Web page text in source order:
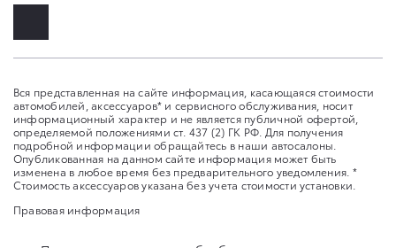
Вся представленная на сайте информация, касающаяся стоимости
автомобилей, аксессуаров* и сервисного обслуживания, носит
информационный характер и не является публичной офертой,
определяемой положениями ст. 437 (2) ГК РФ. Для получения
подробной информации обращайтесь в наши автосалоны.
Опубликованная на данном сайте информация может быть
изменена в любое время без предварительного уведомления. *
Стоимость аксессуаров указана без учета стоимости установки.
Правовая информация